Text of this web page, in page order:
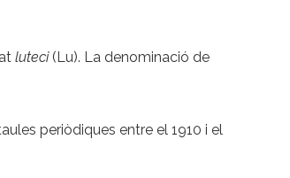
luteci(Lu). La denominació de
periòdiques entre el 1910 i el